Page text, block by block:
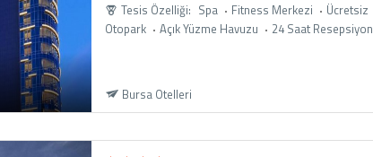
Tesis Özelliği: Spa Fitness Merkezi
Ücretsiz
Otopark
Açık Yüzme Havuzu 24 Saat Resepsiyon
Bursa Otelleri